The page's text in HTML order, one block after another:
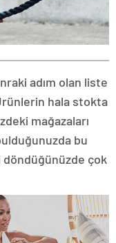
adım olan liste
hala stokta
mağazaları
bu
döndüğünüzde çok